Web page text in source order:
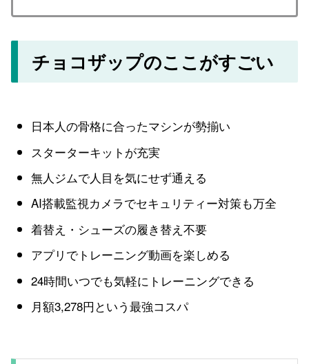
チョコザップのここがすごい
日本人の骨格に合ったマシンが勢揃い
スターターキットが充実
無人ジムで人目を気にせず通える
AI搭載監視カメラでセキュリティー対策も万全
着替え・シューズの履き替え不要
アプリでトレーニング動画を楽しめる
24時間いつでも気軽にトレーニングできる
月額3,278円という最強コスパ